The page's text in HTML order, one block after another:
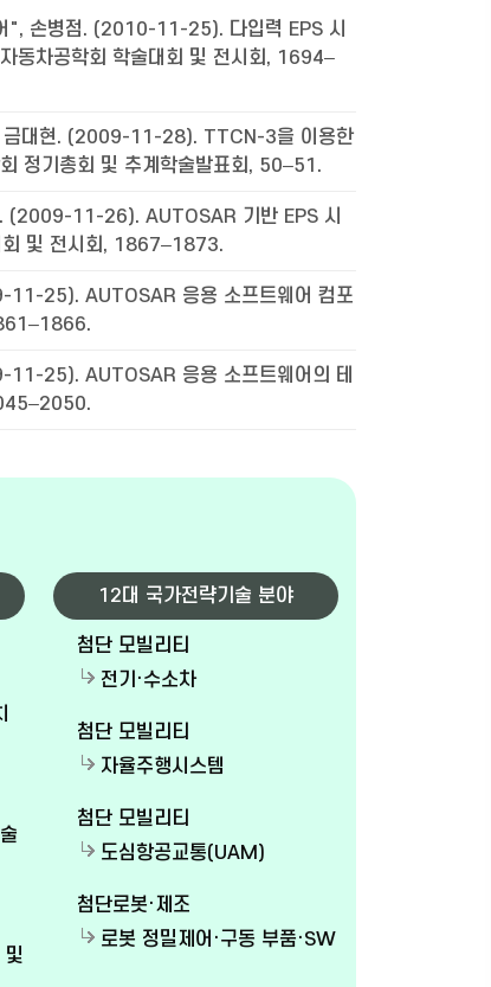
", 손병점. (2010-11-25). 다입력 EPS 시
동차공학회 학술대회 및 전시회, 1694–
금대현. (2009-11-28). TTCN-3을 이용한
정기총회 및 추계학술발표회, 50–51.
11-26). AUTOSAR 기반 EPS 시
및 전시회, 1867–1873.
11-25). AUTOSAR 응용 소프트웨어 컴포
25). AUTOSAR 응용 소프트웨어의 테
및
12대 국가전략기술 분야
첨단 모빌리티
전기·수소차
첨단 모빌리티
자율주행시스템
첨단 모빌리티
도심항공교통(UAM)
첨단로봇·제조
로봇 정밀제어·구동 부품·SW